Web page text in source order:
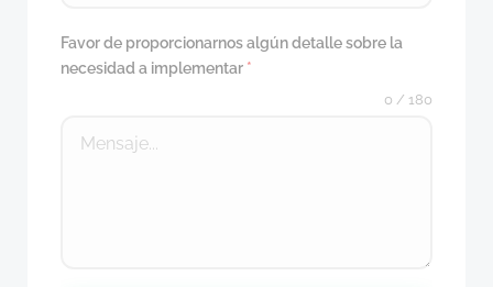
Favor de proporcionarnos algún detalle sobre la
necesidad a implementar *
0 / 180